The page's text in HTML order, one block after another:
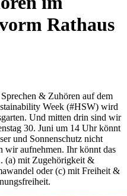
Rathaus
& Zuhören auf dem
Week (#HSW) wird
Und mitten drin sind wir
30. Juni um 14 Uhr könnt
und Sonnenschutz nicht
wir aufnehmen. Ihr könnt das
(a) mit Zugehörigkeit &
oder (c) mit Freiheit &